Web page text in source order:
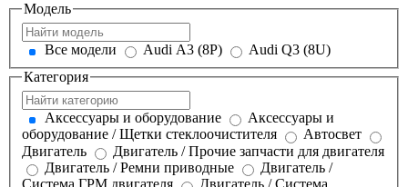
Модель
Все модели Audi A3 (8P)
Audi Q3 (8U)
Категория
Аксессуары и оборудование
Аксессуары и
оборудование / Щетки стеклоочистителя
Автосвет
Двигатель
Двигатель / Прочие запчасти для двигателя
Двигатель / Ремни приводные
Двигатель /